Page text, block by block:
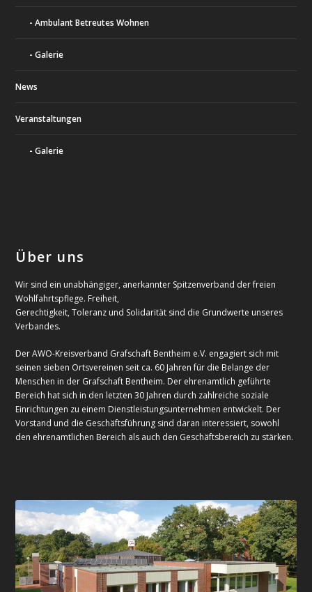
Ambulant Betreutes Wohnen
Galerie
News
Veranstaltungen
Galerie
Über uns
Wir sind ein unabhängiger, anerkannter Spitzenverband der freien
Wohlfahrtspflege. Freiheit,
Gerechtigkeit, Toleranz und Solidarität sind die Grundwerte unseres
Verbandes.
Der AWO-Kreisverband Grafschaft Bentheim e.V. engagiert sich mit
seinen sieben Ortsvereinen seit ca. 60 Jahren für die Belange der
Menschen in der Grafschaft Bentheim. Der ehrenamtlich geführte
Bereich hat sich in den letzten 30 Jahren durch zahlreiche soziale
Einrichtungen zu einem Dienstleistungsunternehmen entwickelt. Der
Vorstand und die Geschäftsführung sind daran interessiert, sowohl
den ehrenamtlichen Bereich als auch den Geschäftsbereich zu stärken.